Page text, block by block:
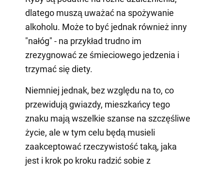
dlatego muszą uważać na spożywanie
alkoholu. Może to być jednak również inny
"nałóg" - na przykład trudno im
zrezygnować ze śmieciowego jedzenia i
trzymać się diety.
Niemniej jednak, bez względu na to, co
przewidują gwiazdy, mieszkańcy tego
znaku mają wszelkie szanse na szczęśliwe
życie, ale w tym celu będą musieli
zaakceptować rzeczywistość taką, jaka
jest i krok po kroku radzić sobie z